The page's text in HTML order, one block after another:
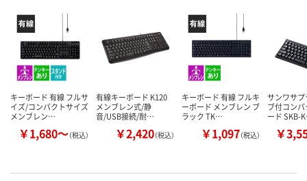
キーボード 有線 フルサ
イズ/コンパクトサイズ
メンブレン…
￥1,680～（税込）
有線キーボード K120
メンブレン式/静
音/USB接続/耐…
￥2,420（税込）
キーボード 有線 フルキ
ーボード メンブレン ブ
ラック TK…
￥1,097（税込）
サンワサプ
ブ付コン
ード SKB-
￥